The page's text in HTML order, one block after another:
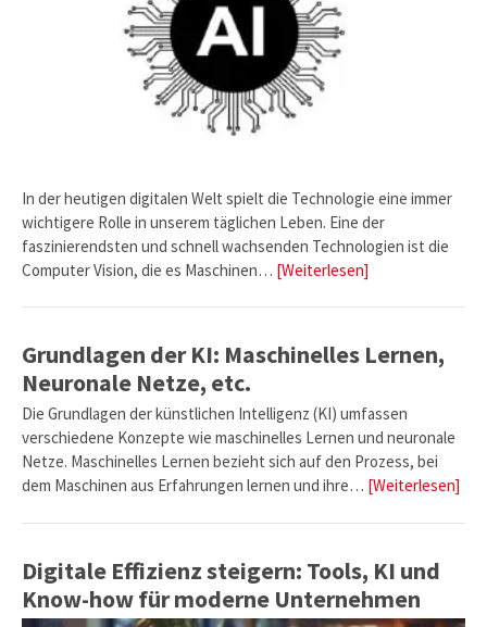
In der heutigen digitalen Welt spielt die Technologie eine immer
wichtigere Rolle in unserem täglichen Leben. Eine der
faszinierendsten und schnell wachsenden Technologien ist die
Computer Vision, die es Maschinen… [Weiterlesen]
Grundlagen der KI: Maschinelles Lernen,
Neuronale Netze, etc.
Die Grundlagen der künstlichen Intelligenz (KI) umfassen
verschiedene Konzepte wie maschinelles Lernen und neuronale
Netze. Maschinelles Lernen bezieht sich auf den Prozess, bei
dem Maschinen aus Erfahrungen lernen und ihre… [Weiterlesen]
Digitale Effizienz steigern: Tools, KI und
Know-how für moderne Unternehmen